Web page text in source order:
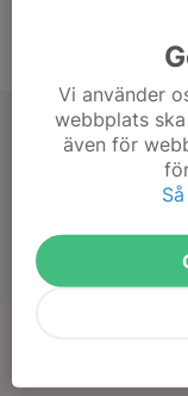
J18
Bålsta
09:30
12:00
HCL
Match
Vi använder
webbplats
även för